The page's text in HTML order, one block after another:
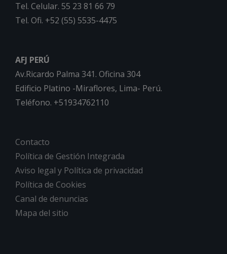
Tel. Celular. 55 23 81 66 79
Tel. Ofi. +52 (55) 5535-4475
AFJ PERÚ
Av.Ricardo Palma 341. Oficina 304
Edificio Platino -Miraflores, Lima- Perú.
Teléfono. +51934762110
Contacto
Política de Gestión Integrada
Aviso legal y Política de privacidad
Política de Cookies
Canal de denuncias
Mapa del sitio